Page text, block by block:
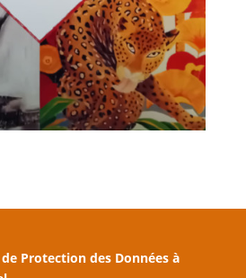
Protection des Données à